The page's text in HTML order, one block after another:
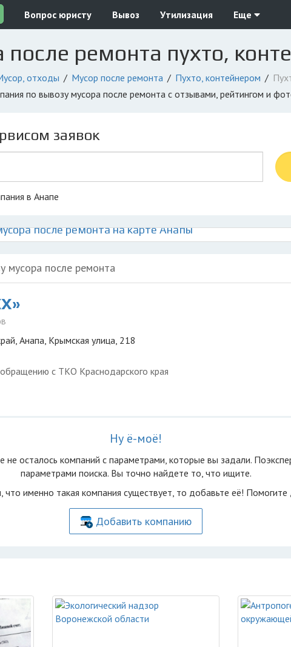
Вопрос юристу Вывоз Утилизация Еще
после ремонта пухто,
отходы Мусор после ремонта Пухто, контейнером
по вывозу мусора после ремонта с отзывами, рейтингом и
заявок
в Анапе
после ремонта на карте Анапы
мусора после ремонта
Анапа, Крымская улица, 218
с ТКО Краснодарского края
Ну ё-моё!
осталоcь компаний с параметрами, которые вы задали.
параметрами поиска. Вы точно найдете то, что ищите.
что именно такая компания существует, то добавьте её!
Добавить компанию